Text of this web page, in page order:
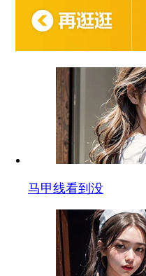
马甲线看到没